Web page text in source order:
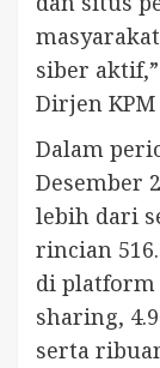
siber
Dirjen
Dalam
Desember
lebih dari
rincian
di platform
sharing,
serta